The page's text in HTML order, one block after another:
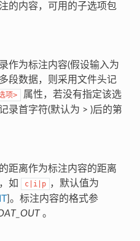
的内容，可用的子选项包
作为标注内容(假设输入为
段数据，则采用文件头记
项>
属性，若没有指定该选
录首字符(默认为 > )后的第
距离作为标注内容的距离
如
c|i|p ，默认值为
]。标注内容的格式参
。